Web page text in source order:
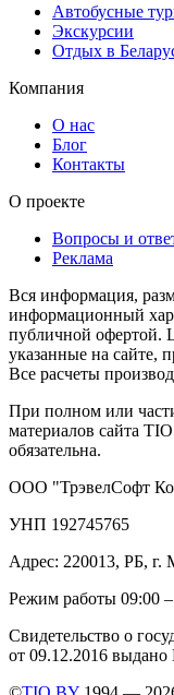
Автобусные
Экскурсии
Отдых в
Компания
О нас
Блог
Контакты
О проекте
Вопросы и
Реклама
Вся информация,
информационный
публичной офертой.
указанные на сайте,
Все расчеты
При полном или
материалов сайта
обязательна.
ООО "ТрэвелСофт
УНП 192745765
Адрес: 220013, РБ, г.
Режим работы 09:00
Свидетельство о
от 09.12.2016